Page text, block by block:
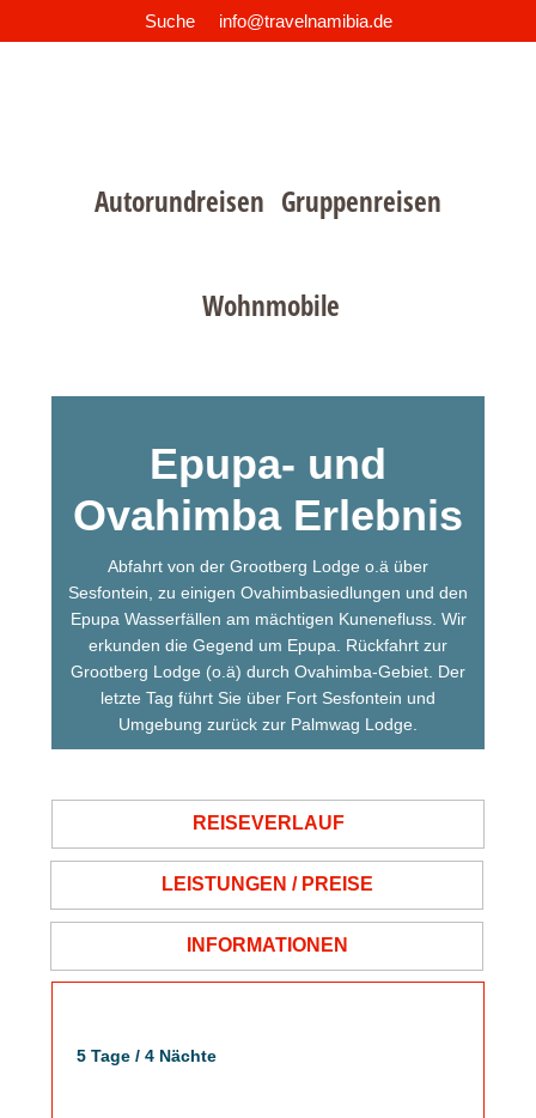
Suche info@travelnamibia.de
Autorundreisen Gruppenreisen
Wohnmobile
Epupa- und
Ovahimba Erlebnis
Abfahrt von der Grootberg Lodge o.ä über
Sesfontein, zu einigen Ovahimbasiedlungen und den
Epupa Wasserfällen am mächtigen Kunenefluss. Wir
erkunden die Gegend um Epupa. Rückfahrt zur
Grootberg Lodge (o.ä) durch Ovahimba-Gebiet. Der
letzte Tag führt Sie über Fort Sesfontein und
Umgebung zurück zur Palmwag Lodge.
REISEVERLAUF
LEISTUNGEN / PREISE
INFORMATIONEN
5 Tage / 4 Nächte